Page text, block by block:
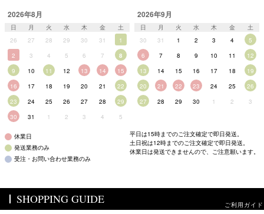
2026年8月
日 月 火 水 木 金
土
26
27 28 29 30 31
1
2
3 4 5 6 7
8
9
10 11 12 13 14
15
16
17 18 19 20 21
22
23
24 25 26 27 28
29
30
31 1 2 3 4 5
2026年9月
日 月 火 水 木 金
土
30
31 1 2 3 4
5
6
7 8 9 10 11
12
13
14 15 16 17 18
19
20
21 22 23 24 25
26
27
28 29 30 1 2 3
休業日
発送業務のみ
受注・お問い合わせ業務のみ
平日は15時までのご注文確定で即日発送。
土日祝は12時までのご注文確定で即日発送。
休業日は発送できませんので、ご注意願います。
SHOPPING GUIDE ご利用ガイド